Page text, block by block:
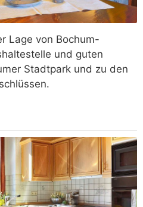
Lage von Bochum-
und guten
Stadtpark und zu den